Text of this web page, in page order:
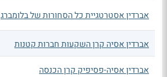
אברדין אסטרטגיית כל הסחורות של בלומברג
אברדין אסיה קרן השקעות חברות קטנות
אברדין אסיה-פסיפיק קרן הכנסה